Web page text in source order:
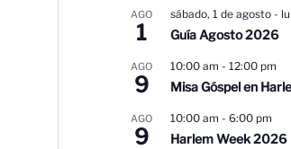
AGO
1
sábado, 1 de agosto -
Guía Agosto 2026
AGO
9
10:00 am - 12:00 pm
Misa Góspel en
AGO
9
10:00 am - 6:00 pm
Harlem Week 2026